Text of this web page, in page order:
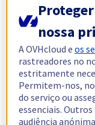
nossa
A OVHcloud eos
rastreadores no
estritamente
Permitem-nos,
do serviço ou
essenciais.
audiência